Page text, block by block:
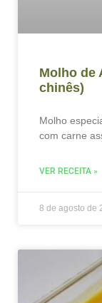
Molho de
chinês)
Molho
com carne
VER RECEITA »
8 de agosto de